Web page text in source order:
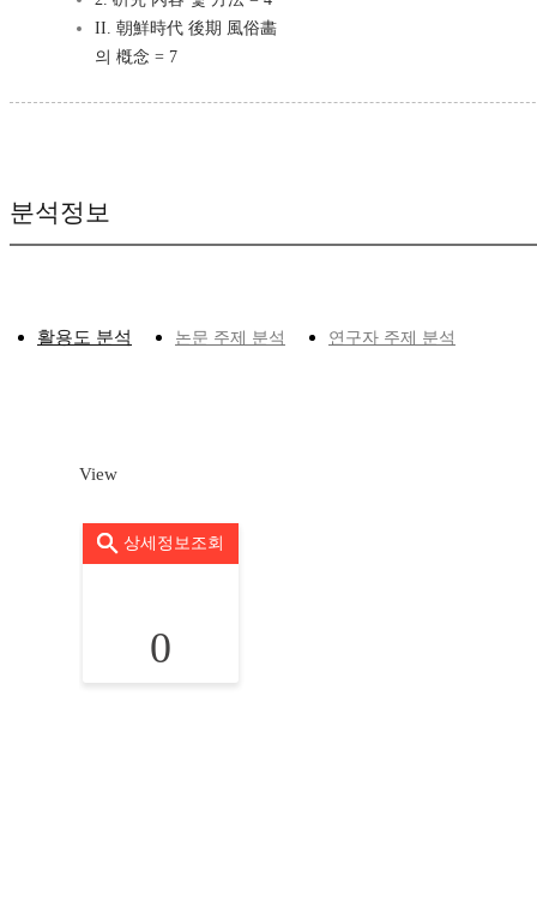
II. 朝鮮時代 後期 風俗畵
의 槪念 = 7
분석정보
활용도 분석 논문 주제 분석 연구자 주제 분석
View
상세정보조회
0